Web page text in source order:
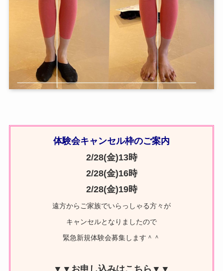
体験会キャンセル枠のご案内
2/28(金)13時
2/28(金)16時
2/28(金)19時
遠方からご家族でいらっしゃる方々が
キャンセルとなりましたので
緊急新規体験会募集します＾＾
▼▼お申し込みはこちら▼▼